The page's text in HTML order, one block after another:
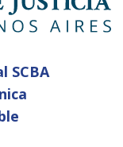
SCBA